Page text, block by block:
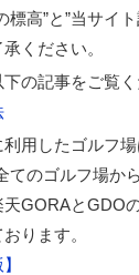
高”と”当サイ
ください。
の記事をご覧く
用したゴルフ
のゴルフ場か
GORAとGDO
ります。